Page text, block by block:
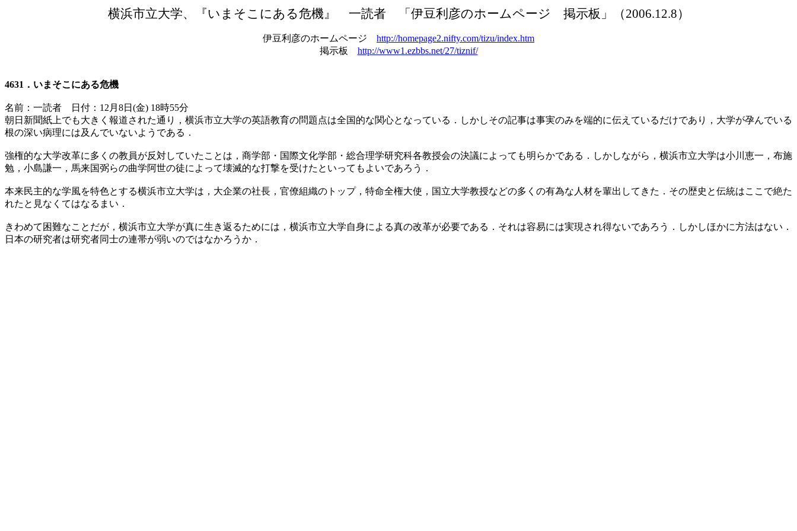
横浜市立大学、『いまそこにある危機』 一読者 「伊豆利彦のホームページ 掲示板」（2006.12.8）
伊豆利彦のホームページ http://homepage2.nifty.com/tizu/index.htm
掲示板 http://www1.ezbbs.net/27/tiznif/
4631．いまそこにある危機
名前：一読者
日付：12月8日(金) 18時55分
朝日新聞紙上でも大きく報道された通り，横浜市立大学の英語教育の問題点は全国的な関心となっている．しかしその記事は事実のみを端的に伝えているだけであり，大学が孕んでいる
根の深い病理には及んでいないようである．
強権的な大学改革に多くの教員が反対していたことは，商学部・国際文化学部・総合理学研究科各教授会の決議によっても明らかである．しかしながら，横浜市立大学は小川恵一，布施
勉，小島謙一，馬来国弼らの曲学阿世の徒によって壊滅的な打撃を受けたといってもよいであろう．
本来民主的な学風を特色とする横浜市立大学は，大企業の社長，官僚組織のトップ，特命全権大使，国立大学教授などの多くの有為な人材を輩出してきた．その歴史と伝統はここで絶た
れたと見なくてはなるまい．
きわめて困難なことだが，横浜市立大学が真に生き返るためには，横浜市立大学自身による真の改革が必要である．それは容易には実現され得ないであろう．しかしほかに方法はない．
日本の研究者は研究者同士の連帯が弱いのではなかろうか．